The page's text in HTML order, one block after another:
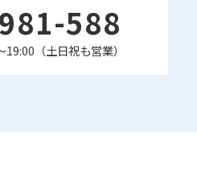
588
19:00（土日祝も営業）